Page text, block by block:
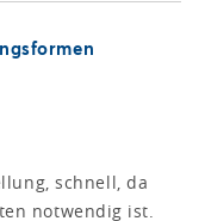
schnell, da
notwendig ist.